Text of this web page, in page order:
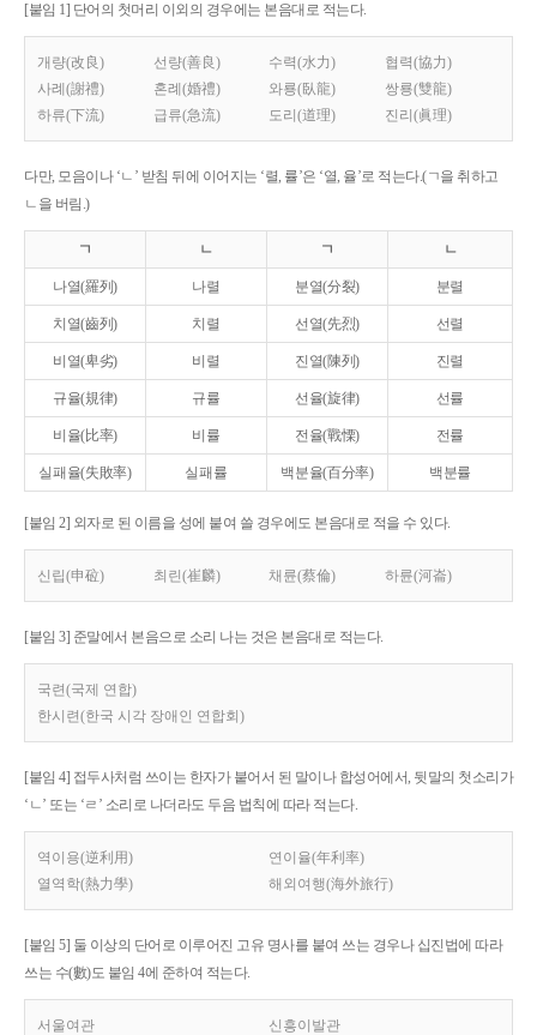
[붙임 1] 단어의 첫머리 이외의 경우에는 본음대로 적는다.
개량(改良) 선량(善良) 수력(水力)
협력(協力)
사례(謝禮)
혼례(婚禮) 와룡(臥龍)
쌍룡(雙龍)
하류(下流)
급류(急流) 도리(道理) 진리(眞理)
다만, 모음이나 ‘ㄴ’ 받침 뒤에 이어지는 ‘렬, 률’은 ‘열, 율’로 적는다.(ㄱ을 취하고
ㄴ을 버림.)
ㄱ ㄴ ㄱ ㄴ
나열(羅列) 나렬 분열(分裂) 분렬
치열(齒列) 치렬 선열(先烈) 선렬
비열(卑劣) 비렬 진열(陳列) 진렬
규율(規律) 규률 선율(旋律) 선률
비율(比率) 비률 전율(戰慄) 전률
실패율(失敗率) 실패률 백분율(百分率) 백분률
[붙임 2] 외자로 된 이름을 성에 붙여 쓸 경우에도 본음대로 적을 수 있다.
신립(申砬) 최린(崔麟) 채륜(蔡倫) 하륜(河崙)
[붙임 3] 준말에서 본음으로 소리 나는 것은 본음대로 적는다.
국련(국제 연합)
한시련(한국 시각 장애인 연합회)
[붙임 4] 접두사처럼 쓰이는 한자가 붙어서 된 말이나 합성어에서, 뒷말의 첫소리가
‘ㄴ’ 또는 ‘ㄹ’ 소리로 나더라도 두음 법칙에 따라 적는다.
역이용(逆利用)
연이율(年利率)
열역학(熱力學)
해외여행(海外旅行)
[붙임 5] 둘 이상의 단어로 이루어진 고유 명사를 붙여 쓰는 경우나 십진법에 따라
쓰는 수(數)도 붙임 4에 준하여 적는다.
서울여관 신흥이발관